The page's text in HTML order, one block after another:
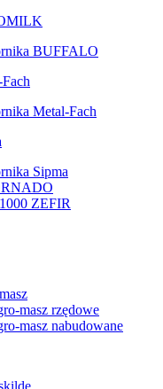
BUFFALO
Metal-Fach
Sipma
ZEFIR
masz rzędowe
masz nabudowane